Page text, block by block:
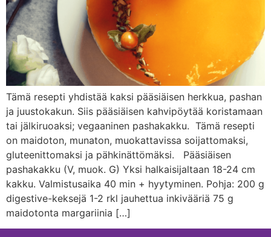
Tämä resepti yhdistää kaksi pääsiäisen herkkua, pashan
ja juustokakun. Siis pääsiäisen kahvipöytää koristamaan
tai jälkiruoaksi; vegaaninen pashakakku. Tämä resepti
on maidoton, munaton, muokattavissa soijattomaksi,
gluteenittomaksi ja pähkinättömäksi. Pääsiäisen
pashakakku (V, muok. G) Yksi halkaisijaltaan 18-24 cm
kakku. Valmistusaika 40 min + hyytyminen. Pohja: 200 g
digestive-keksejä 1-2 rkl jauhettua inkivääriä 75 g
maidotonta margariinia […]